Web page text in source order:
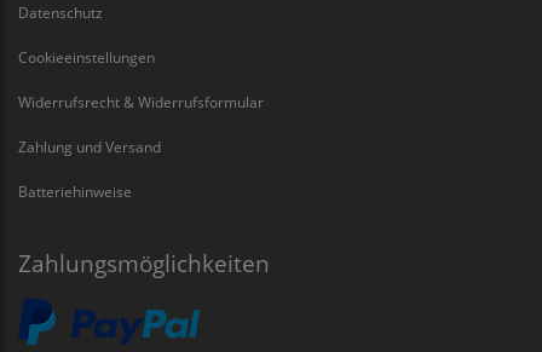
Datenschutz
Cookieeinstellungen
Widerrufsrecht & Widerrufsformular
Zahlung und Versand
Batteriehinweise
Zahlungsmöglichkeiten